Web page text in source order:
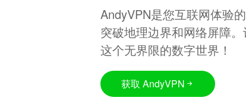
AndyVPN是您互联网体验
突破地理边界和网络屏障
这个无界限的数字世界！
获取 AndyVPN